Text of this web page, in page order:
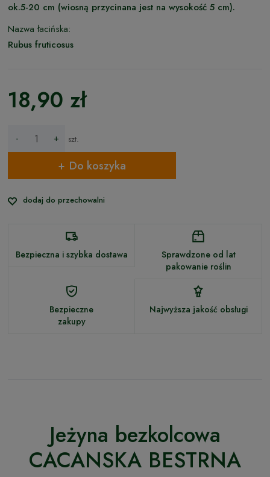
ok.5-20 cm (wiosną przycinana jest na wysokość 5 cm).
Nazwa łacińska:
Rubus fruticosus
18,90 zł
- + szt.
Do koszyka
dodaj do przechowalni
Bezpieczna i szybka dostawa
Sprawdzone od lat
pakowanie roślin
Bezpieczne
zakupy
Najwyższa jakość obsługi
Jeżyna bezkolcowa
CACANSKA BESTRNA